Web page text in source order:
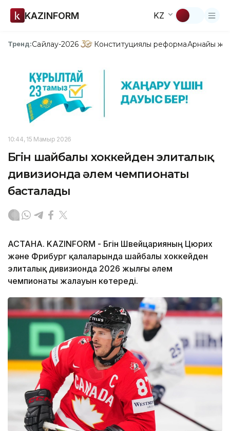
KAZINFORM KZ
Тренд:Сайлау-2026 Конституциялық реформаАрнайы
10:44, 15 Мамыр 2026
Бүгін шайбалы хоккейден элиталық
дивизионда әлем чемпионаты
басталады
АСТАНА. KAZINFORM - Бүгін Швейцарияның Цюрих
және Фрибург қалаларында шайбалы хоккейден
элиталық дивизионда 2026 жылғы әлем
чемпионаты жалауын көтереді.